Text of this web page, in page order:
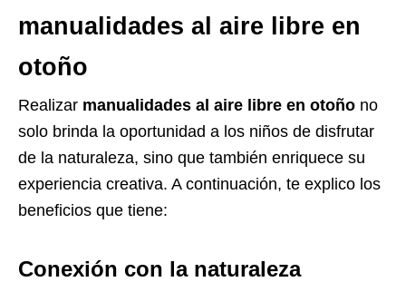
manualidades al aire libre en
otoño
Realizar manualidades al aire libre en otoño no
solo brinda la oportunidad a los niños de disfrutar
de la naturaleza, sino que también enriquece su
experiencia creativa. A continuación, te explico los
beneficios que tiene:
Conexión con la naturaleza